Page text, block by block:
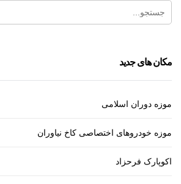
مکان های جدید
موزه دوران اسلامی
موزه خودروهای اختصاصی کاخ نیاوران
اکوپارک فرحزاد